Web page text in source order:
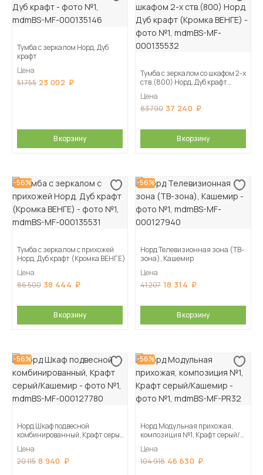
Тумба с зеркалом Норд, Дуб
крафт
Цена
51 755 23 002
В корзину
Тумба с зеркалом со шкафом 2-х
ств.(800) Норд, Дуб крафт
Цена
83 790 37 240
В корзину
-56%
Тумба с зеркалом с прихожей
Норд, Дуб крафт (Кромка ВЕНГЕ)
Цена
86 500 38 444
В корзину
-56%
Норд Телевизионная зона (ТВ-
зона), Кашемир
Цена
41 207 18 314
В корзину
-56%
Норд Шкаф подвесной
комбинированный, Крафт серый/
Цена
20 115 8 940
-56%
Норд Модульная прихожая,
композиция №1, Крафт серый/
Цена
104 918 46 630